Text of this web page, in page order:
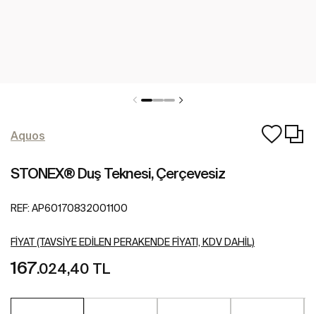
Aquos
STONEX® Duş Teknesi, Çerçevesiz
REF: AP60170832001100
FIYAT (TAVSIYE EDILEN PERAKENDE FIYATI, KDV DAHIL)
167.024,40 TL